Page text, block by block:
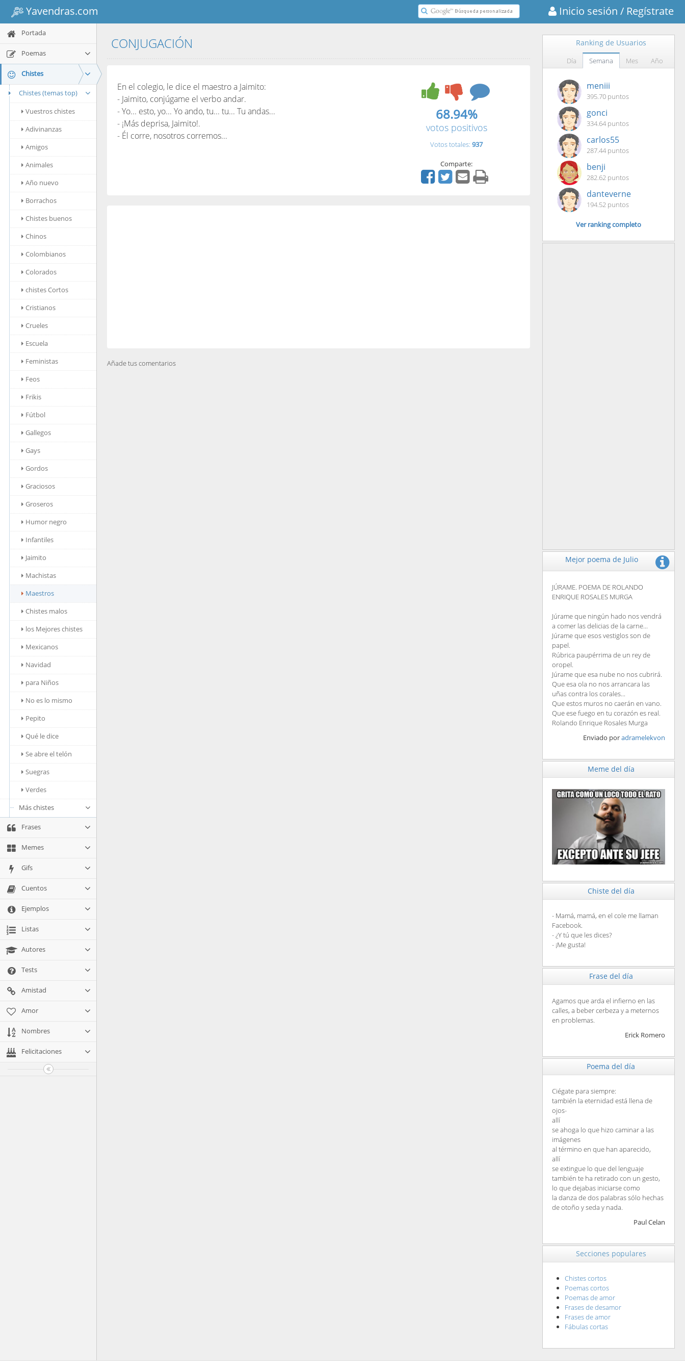
Yavendras.com Inicio sesión / Regístrate
Portada
Poemas
Chistes
Chistes (temas top)
Vuestros chistes
Adivinanzas
Amigos
Animales
Año nuevo
Borrachos
Chistes buenos
Chinos
Colombianos
Colorados
chistes Cortos
Cristianos
Crueles
Escuela
Feministas
Feos
Frikis
Fútbol
Gallegos
Gays
Gordos
Graciosos
Groseros
Humor negro
Infantiles
Jaimito
Machistas
Maestros
Chistes malos
los Mejores chistes
Mexicanos
Navidad
para Niños
No es lo mismo
Pepito
Qué le dice
Se abre el telón
Suegras
Verdes
Más chistes
Frases
Memes
Gifs
Cuentos
Ejemplos
Listas
Autores
Tests
Amistad
Amor
Nombres
Felicitaciones
CONJUGACIÓN
En el colegio, le dice el maestro a Jaimito:
- Jaimito, conjúgame el verbo andar.
- Yo... esto, yo... Yo ando, tu... tu... Tu andas...
- ¡Más deprisa, Jaimito!.
- Él corre, nosotros corremos...
68.94%
votos positivos
Votos totales: 937
Comparte:
Añade tus comentarios
Ranking de Usuarios
Día Semana Mes Año
meniii
395.70 puntos
gonci
334.64 puntos
carlos55
287.44 puntos
benji
282.62 puntos
danteverne
194.52 puntos
Ver ranking completo
Mejor poema de Julio
JÚRAME. POEMA DE ROLANDO
ENRIQUE ROSALES MURGA
Júrame que ningún hado nos vendrá
a comer las delicias de la carne...
Júrame que esos vestiglos son de
papel.
Rúbrica paupérrima de un rey de
oropel.
Júrame que esa nube no nos cubrirá.
Que esa ola no nos arrancara las
uñas contra los corales...
Que estos muros no caerán en vano.
Que ese fuego en tu corazón es real.
Rolando Enrique Rosales Murga
Enviado poradramelekvon
Meme del día
Chiste del día
- Mamá, mamá, en el cole me llaman
Facebook.
- ¿Y tú que les dices?
- ¡Me gusta!
Frase del día
Agamos que arda el infierno en las
calles, a beber cerbeza y a meternos
en problemas.
Erick Romero
Poema del día
Ciégate para siempre:
también la eternidad está llena de
ojos-
allí
se ahoga lo que hizo caminar a las
imágenes
al término en que han aparecido,
allí
se extingue lo que del lenguaje
también te ha retirado con un gesto,
lo que dejabas iniciarse como
la danza de dos palabras sólo hechas
de otoño y seda y nada.
Paul Celan
Secciones populares
Chistes cortos
Poemas cortos
Poemas de amor
Frases de desamor
Frases de amor
Fábulas cortas